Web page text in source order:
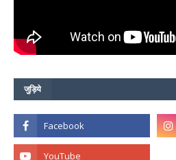
जुड़िये